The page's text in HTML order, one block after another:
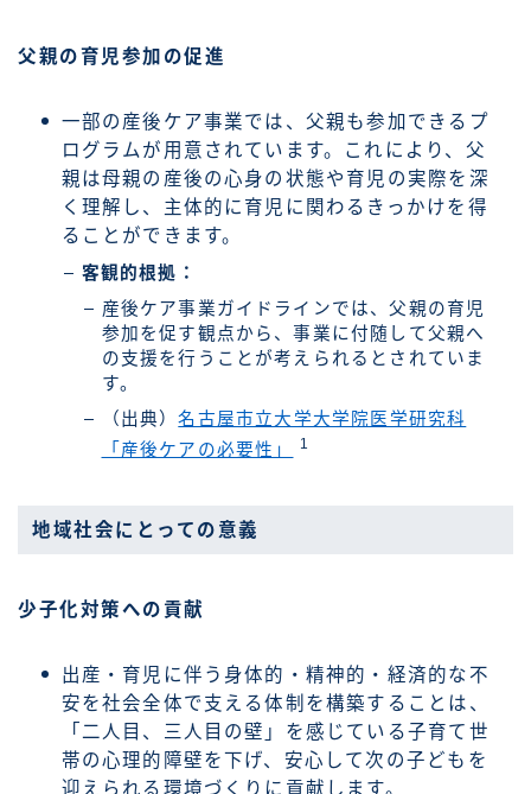
父親の育児参加の促進
一部の産後ケア事業では、父親も参加できるプ
ログラムが用意されています。これにより、父
親は母親の産後の心身の状態や育児の実際を深
く理解し、主体的に育児に関わるきっかけを得
ることができます。
客観的根拠：
産後ケア事業ガイドラインでは、父親の育児
参加を促す観点から、事業に付随して父親へ
の支援を行うことが考えられるとされていま
す。
（出典）名古屋市立大学大学院医学研究科
「産後ケアの必要性」
1
地域社会にとっての意義
少子化対策への貢献
出産・育児に伴う身体的・精神的・経済的な不
安を社会全体で支える体制を構築することは、
「二人目、三人目の壁」を感じている子育て世
帯の心理的障壁を下げ、安心して次の子どもを
迎えられる環境づくりに貢献します。